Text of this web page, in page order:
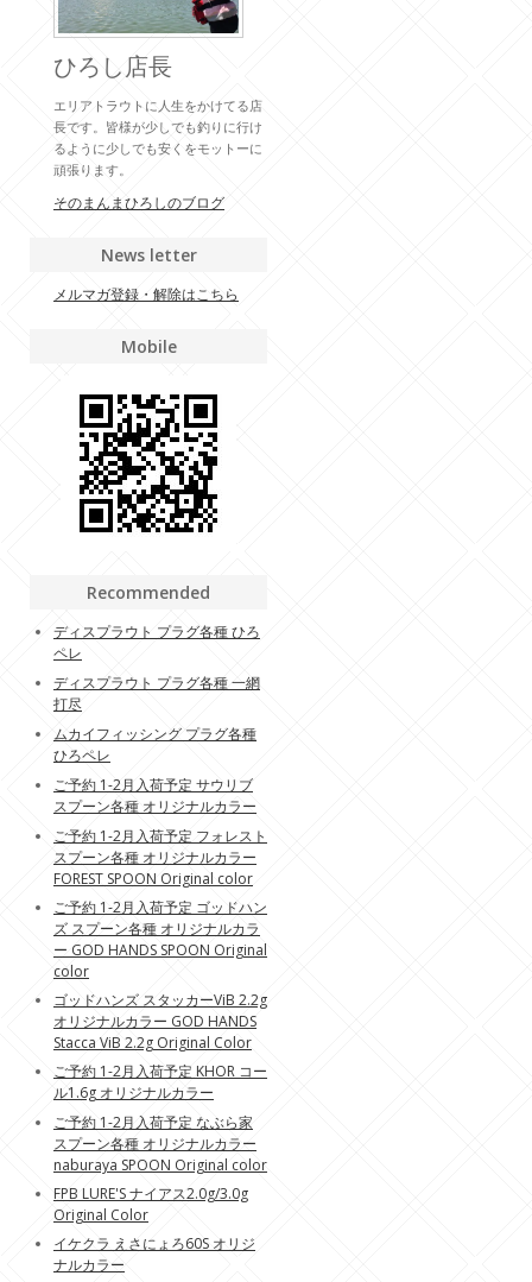
ひろし店長
エリアトラウトに人生をかけてる店
長です。皆様が少しでも釣りに行け
るように少しでも安くをモットーに
頑張ります。
そのまんまひろしのブログ
News letter
メルマガ登録・解除はこちら
Mobile
Recommended
ディスプラウト プラグ各種 ひろ
ペレ
ディスプラウト プラグ各種 一網
打尽
ムカイフィッシング プラグ各種
ひろペレ
ご予約 1-2月入荷予定 サウリブ
スプーン各種 オリジナルカラー
ご予約 1-2月入荷予定 フォレスト
スプーン各種 オリジナルカラー
FOREST SPOON Original color
ご予約 1-2月入荷予定 ゴッドハン
ズ スプーン各種 オリジナルカラ
ー GOD HANDS SPOON Original
color
ゴッドハンズ スタッカーViB 2.2g
オリジナルカラー GOD HANDS
Stacca ViB 2.2g Original Color
ご予約 1-2月入荷予定 KHOR コー
ル1.6g オリジナルカラー
ご予約 1-2月入荷予定 なぶら家
スプーン各種 オリジナルカラー
naburaya SPOON Original color
FPB LURE'S ナイアス2.0g/3.0g
Original Color
イケクラ えさにょろ60S オリジ
ナルカラー